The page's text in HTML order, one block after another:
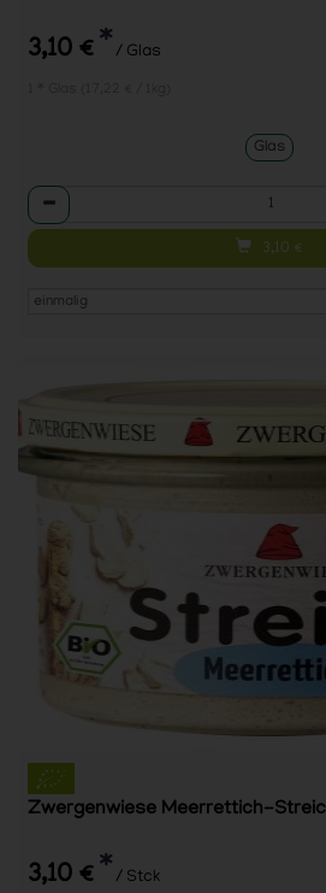
3,10 € * / Glas
Glas
Anzahl
3,10 €
Zwergenwiese Meerrettich-
3,10 € * / Stck